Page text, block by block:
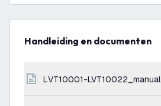
Handleiding en documenten
LVT10001-LVT10022_manual